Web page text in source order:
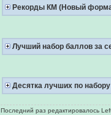
Рекорды КМ (Новый
Лучший набор баллов за
Десятка лучших по
Последний раз редактировалось